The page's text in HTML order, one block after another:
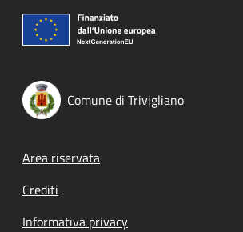
Comune di Trivigliano
Footer menu
Area riservata
Crediti
Informativa privacy